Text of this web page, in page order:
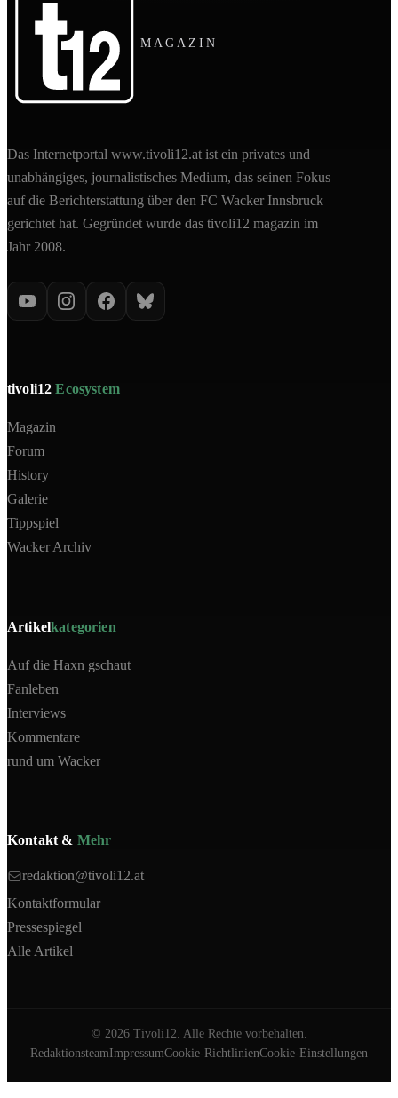
MAGAZIN
Das Internetportal www.tivoli12.at ist ein privates und
unabhängiges, journalistisches Medium, das seinen Fokus
auf die Berichterstattung über den FC Wacker Innsbruck
gerichtet hat. Gegründet wurde das tivoli12 magazin im
Jahr 2008.
tivoli12Ecosystem
Magazin
Forum
History
Galerie
Tippspiel
Wacker Archiv
Artikelkategorien
Auf die Haxn gschaut
Fanleben
Interviews
Kommentare
rund um Wacker
Kontakt & Mehr
redaktion@tivoli12.at
Kontaktformular
Pressespiegel
Alle Artikel
© 2026Tivoli12. Alle Rechte vorbehalten.
RedaktionsteamImpressumCookie-RichtlinienCookie-Einstellungen